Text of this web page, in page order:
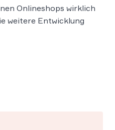
Onlineshops wirklich
weitere Entwicklung